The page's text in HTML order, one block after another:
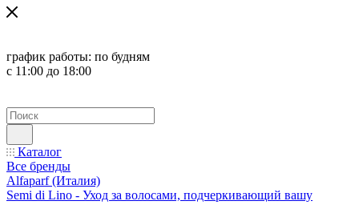
график работы: по будням
с 11:00 до 18:00
Каталог
Все бренды
Alfaparf (Италия)
Semi di Lino - Уход за волосами, подчеркивающий вашу